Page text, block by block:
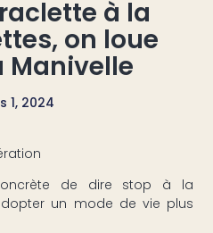
à la
on loue
Manivelle
1, 2024
de dire stop à la
un mode de vie plus